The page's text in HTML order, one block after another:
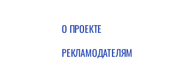
О ПРОЕКТЕ
РЕКЛАМОДАТЕЛЯМ